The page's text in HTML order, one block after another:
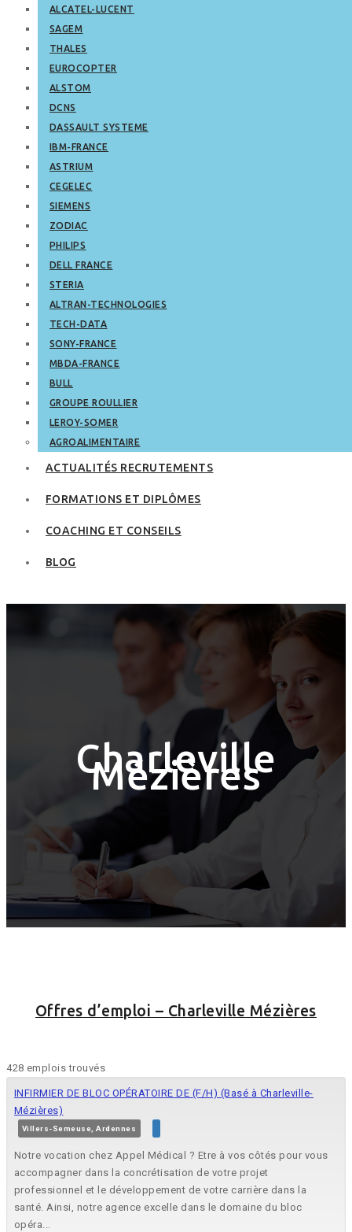
ALCATEL-LUCENT
SAGEM
THALES
EUROCOPTER
ALSTOM
DCNS
DASSAULT SYSTEME
IBM-FRANCE
ASTRIUM
CEGELEC
SIEMENS
ZODIAC
PHILIPS
DELL FRANCE
STERIA
ALTRAN-TECHNOLOGIES
TECH-DATA
SONY-FRANCE
MBDA-FRANCE
BULL
GROUPE ROULLIER
LEROY-SOMER
AGROALIMENTAIRE
ACTUALITÉS RECRUTEMENTS
FORMATIONS ET DIPLÔMES
COACHING ET CONSEILS
BLOG
Charleville
Mézières
Offres d’emploi – Charleville Mézières
428 emplois trouvés
INFIRMIER DE BLOC OPÉRATOIRE DE (F/H) (Basé à Charleville-
Mézières)
Villers-Semeuse, Ardennes
Notre vocation chez Appel Médical ? Etre à vos côtés pour vous
accompagner dans la concrétisation de votre projet
professionnel et le développement de votre carrière dans la
santé. Ainsi, notre agence excelle dans le domaine du bloc
opéra...